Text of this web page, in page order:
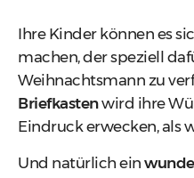
Ihre Kinder können es
machen, der speziell
Weihnachtsmann zu
Briefkastenwird ihre
Eindruck erwecken, als
Und natürlich ein